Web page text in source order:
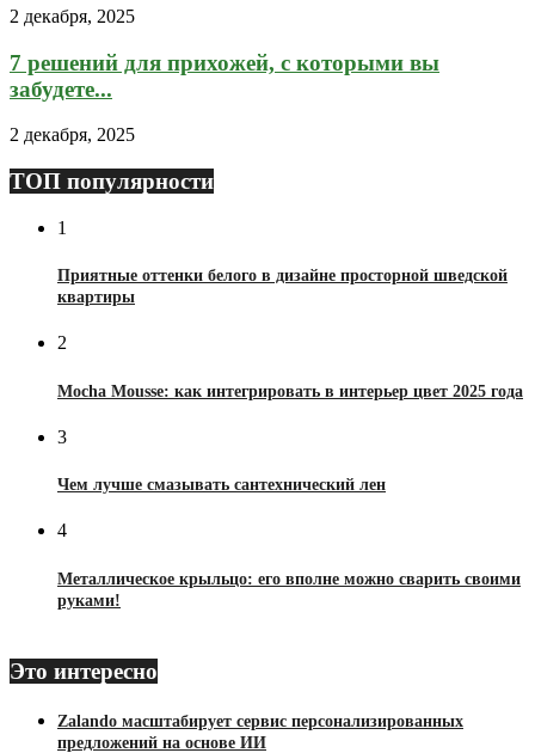
2 декабря, 2025
7 решений для прихожей, с которыми вы
забудете...
2 декабря, 2025
ТОП популярности
1
Приятные оттенки белого в дизайне просторной шведской
квартиры
2
Mocha Mousse: как интегрировать в интерьер цвет 2025 года
3
Чем лучше смазывать сантехнический лен
4
Металлическое крыльцо: его вполне можно сварить своими
руками!
Это интересно
Zalando масштабирует сервис персонализированных
предложений на основе ИИ